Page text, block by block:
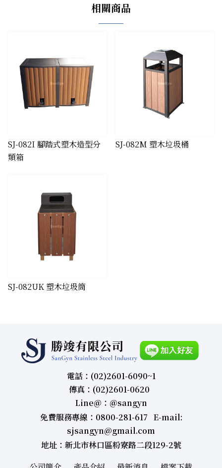
相關商品
SJ-082I 腳踏式塑木造型分
類箱
​SJ-082M 塑木垃圾桶
​SJ-082UK 塑木垃圾筒
電話：(02)2601-6090~1
傳真：(02)2601-0620
Line＠：＠sangyn
免費服務專線：0800-281-617 E-mail:
sjsangyn@gmail.com
地址：新北市林口區粉寮路二段129-2號